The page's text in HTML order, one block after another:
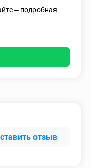
– подробная
отзыв